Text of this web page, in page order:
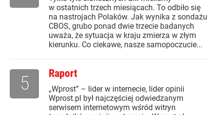
w ostatnich trzech miesiącach. To odbiło się
na nastrojach Polaków. Jak wynika z sondażu
CBOS, grubo ponad dwie trzecie badanych
uważa, że sytuacja w kraju zmierza w złym
kierunku. Co ciekawe, nasze samopoczucie...
Raport
„Wprost” – lider w internecie, lider opinii
Wprost.pl był najczęściej odwiedzanym
serwisem internetowym wśród witryn
5